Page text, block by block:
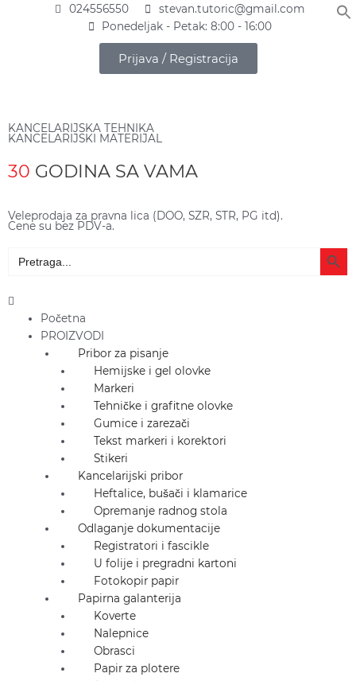
024556550
stevan.tutoric@gmail.com
Ponedeljak - Petak: 8:00 - 16:00
Prijava / Registracija
KANCELARIJSKA TEHNIKA
KANCELARIJSKI MATERIJAL
30 GODINA SA VAMA
Veleprodaja za pravna lica (DOO, SZR, STR, PG itd).
Cene su bez PDV-a.
for:
Search
Main
Menu
Početna
PROIZVODI
Pribor za pisanje
Hemijske i gel olovke
Markeri
Tehničke i grafitne olovke
Gumice i zarezači
Tekst markeri i korektori
Stikeri
Kancelarijski pribor
Heftalice, bušači i klamarice
Opremanje radnog stola
Odlaganje dokumentacije
Registratori i fascikle
U folije i pregradni kartoni
Fotokopir papir
Papirna galanterija
Koverte
Nalepnice
Obrasci
Papir za plotere